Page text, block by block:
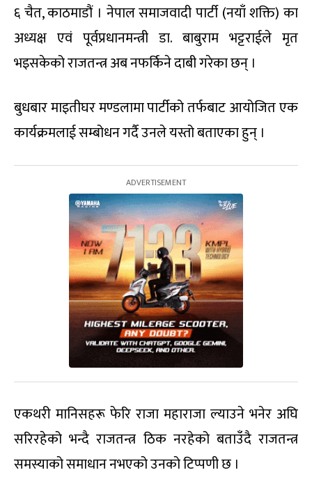
६ चैत, काठमाडौं । नेपाल समाजवादी पार्टी (नयाँ शक्ति) का
अध्यक्ष एवं पूर्वप्रधानमन्त्री डा. बाबुराम भट्टराईले मृत
भइसकेको राजतन्त्र अब नफर्किने दाबी गरेका छन् ।
बुधबार माइतीघर मण्डलामा पार्टीको तर्फबाट आयोजित एक
कार्यक्रमलाई सम्बोधन गर्दै उनले यस्तो बताएका हुन् ।
एकथरी मानिसहरू फेरि राजा महाराजा ल्याउने भनेर अघि
सरिरहेको भन्दै राजतन्त्र ठिक नरहेको बताउँदै राजतन्त्र
समस्याको समाधान नभएको उनको टिप्पणी छ ।